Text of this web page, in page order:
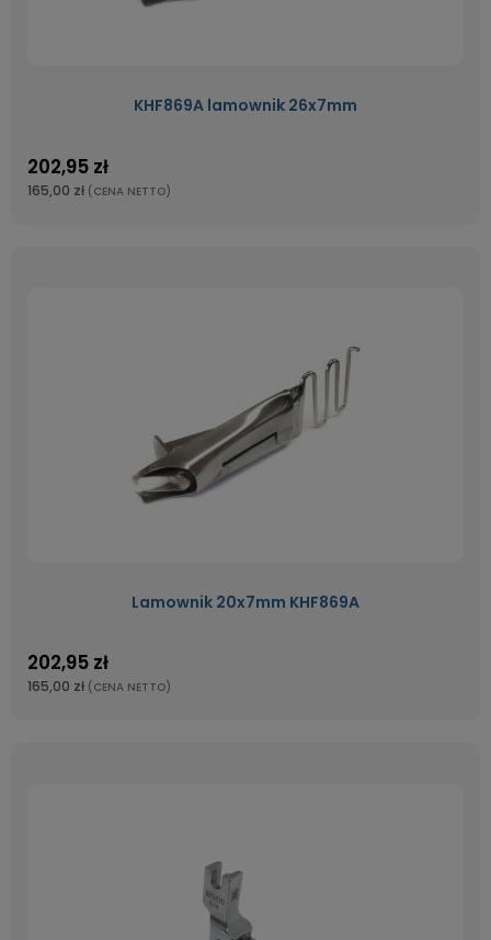
KHF869A lamownik 26x7mm
202,95 zł
165,00 zł (CENA NETTO)
Lamownik 20x7mm KHF869A
202,95 zł
165,00 zł (CENA NETTO)